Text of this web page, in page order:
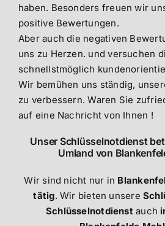
haben. Besonders freuen wir
positive Bewertungen.
Aber auch die negativen
uns zu Herzen. und versuchen
schnellstmöglich
Wir bemühen uns ständig,
zu verbessern. Waren Sie
auf eine Nachricht von Ihnen !
Unser Schlüsselnotdienst
Umland von
Wir sind nicht nur in
tätig. Wir bieten unsere
Schlüsselnotdienst auch